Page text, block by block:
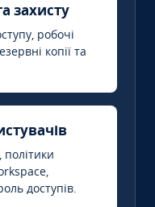
захисту
робочі
копії та
доступів.